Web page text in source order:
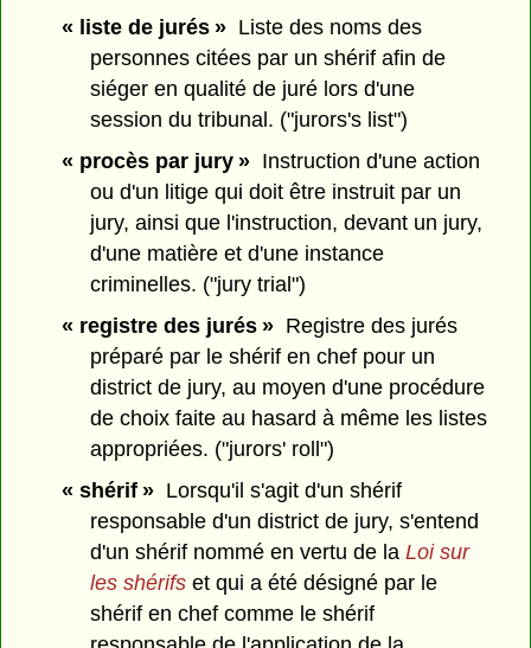
« liste de jurés »Liste des noms des
personnes citées par un shérif afin de
siéger en qualité de juré lors d'une
session du tribunal. ("jurors's list")
« procès par jury »Instruction d'une action
ou d'un litige qui doit être instruit par un
jury, ainsi que l'instruction, devant un jury,
d'une matière et d'une instance
criminelles. ("jury trial")
« registre des jurés »Registre des jurés
préparé par le shérif en chef pour un
district de jury, au moyen d'une procédure
de choix faite au hasard à même les listes
appropriées. ("jurors' roll")
« shérif »Lorsqu'il s'agit d'un shérif
responsable d'un district de jury, s'entend
d'un shérif nommé en vertu de laLoi sur
les shérifs et qui a été désigné par le
shérif en chef comme le shérif